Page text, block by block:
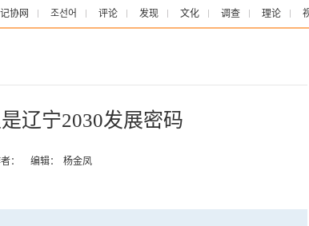
协网 조선어 评论 发现 文化 调查 理论
辽宁2030发展密码
： 编辑： 杨金凤